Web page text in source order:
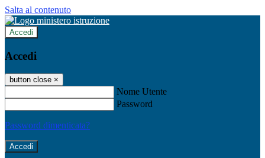
Salta al contenuto
Accedi
Accedi
button close ×
Nome Utente
Password
Password dimenticata?